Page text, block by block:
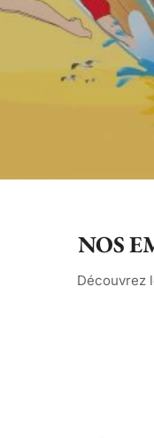
NOS
Découvrez